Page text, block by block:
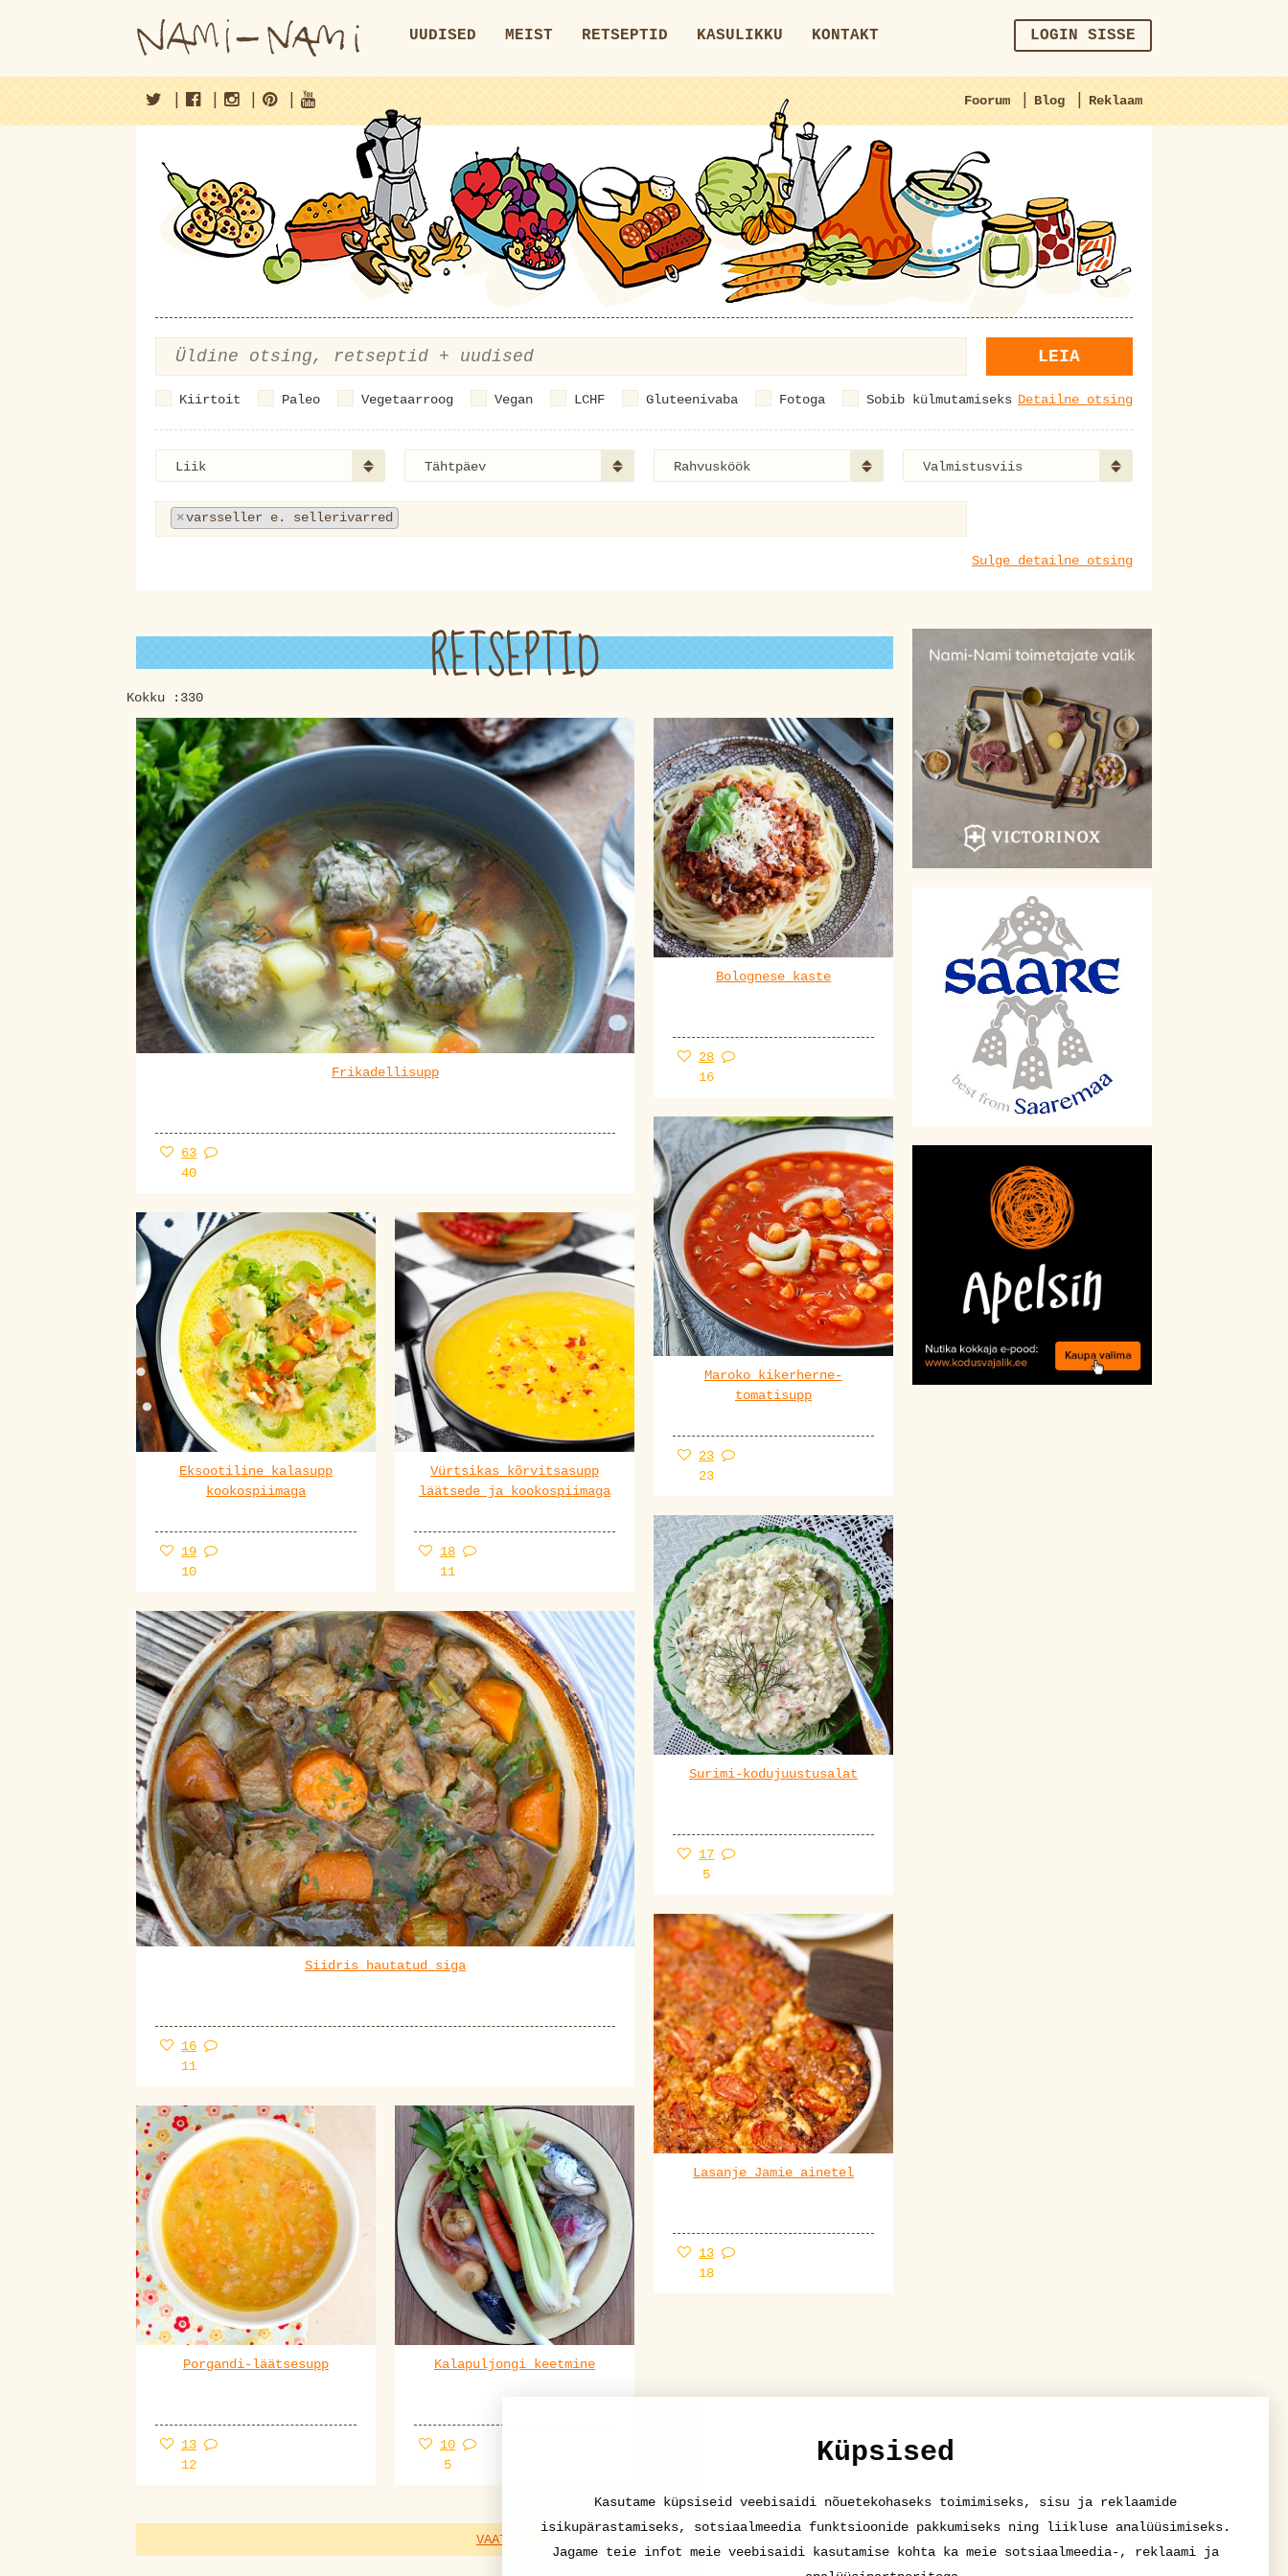
UUDISED MEIST RETSEPTID KASULIKKU KONTAKT LOGIN SISSE
Foorum | Blog | Reklaam
| | | |
LEIA
Kiirtoit Paleo Vegetaarroog Vegan LCHF Gluteenivaba Fotoga Sobib külmutamiseks Detailne otsing
Liik Tähtpäev Rahvusköök Valmistusviis
×varsseller e. sellerivarred
Sulge detailne otsing
RETSEPTID
Kokku :330
Frikadellisupp
63
40
Bolognese kaste
28
16
Maroko kikerherne-
tomatisupp
23
23
Eksootiline kalasupp
kookospiimaga
19
10
Vürtsikas kõrvitsasupp
läätsede ja kookospiimaga
18
11
Surimi-kodujuustusalat
17
5
Siidris hautatud siga
16
11
Lasanje Jamie ainetel
13
18
Porgandi-läätsesupp
13
12
Kalapuljongi keetmine
10
5
VAATA VEEL
Küpsised
Kasutame küpsiseid veebisaidi nõuetekohaseks toimimiseks, sisu ja reklaamide
isikupärastamiseks, sotsiaalmeedia funktsioonide pakkumiseks ning liikluse analüüsimiseks.
Jagame teie infot meie veebisaidi kasutamise kohta ka meie sotsiaalmeedia-, reklaami ja